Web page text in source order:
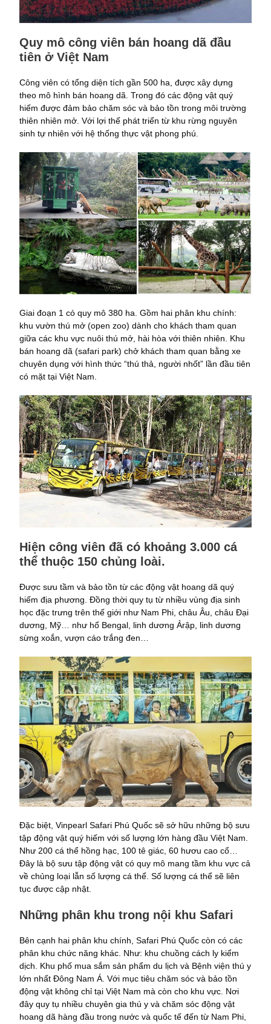
Quy mô công viên bán hoang dã đầu
tiên ở Việt Nam
Công viên có tổng diện tích gần 500 ha, được xây dựng
theo mô hình bán hoang dã. Trong đó các động vật quý
hiếm được đảm bảo chăm sóc và bảo tồn trong môi trường
thiên nhiên mở. Với lợi thế phát triển từ khu rừng nguyên
sinh tự nhiên với hệ thống thực vật phong phú.
Giai đoạn 1 có quy mô 380 ha. Gồm hai phân khu chính:
khu vườn thú mở (open zoo) dành cho khách tham quan
giữa các khu vực nuôi thú mở, hài hòa với thiên nhiên. Khu
bán hoang dã (safari park) chở khách tham quan bằng xe
chuyên dụng với hình thức “thú thả, người nhốt” lần đầu tiên
có mặt tại Việt Nam.
Hiện công viên đã có khoảng 3.000 cá
thể thuộc 150 chủng loài.
Được sưu tầm và bảo tồn từ các động vật hoang dã quý
hiếm địa phương. Đồng thời quy tụ từ nhiều vùng địa sinh
học đặc trưng trên thế giới như Nam Phi, châu Âu, châu Đại
dương, Mỹ… như hổ Bengal, linh dương Ảrập, linh dương
sừng xoắn, vượn cáo trắng đen…
Đặc biệt, Vinpearl Safari Phú Quốc sẽ sở hữu những bộ sưu
tập động vật quý hiếm với số lượng lớn hàng đầu Việt Nam.
Như 200 cá thể hồng hạc, 100 tê giác, 60 hươu cao cổ…
Đây là bộ sưu tập động vật có quy mô mang tầm khu vực cả
về chủng loại lẫn số lượng cá thể. Số lượng cá thể sẽ liên
tục được cập nhật.
Những phân khu trong nội khu Safari
Bên cạnh hai phân khu chính, Safari Phú Quốc còn có các
phân khu chức năng khác. Như: khu chuồng cách ly kiểm
dịch. Khu phố mua sắm sản phẩm du lịch và Bệnh viện thú y
lớn nhất Đông Nam Á. Với mục tiêu chăm sóc và bảo tồn
động vật không chỉ tại Việt Nam mà còn cho khu vực. Nơi
đây quy tụ nhiều chuyên gia thú y và chăm sóc động vật
hoang dã hàng đầu trong nước và quốc tế đến từ Nam Phi,